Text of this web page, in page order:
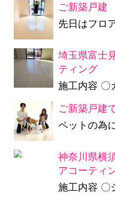
ご新築戸
先日はフロ
埼玉県富士
ティング
施工内容 〇
ご新築戸
ペットの為
神奈川県横
アコーティ
施工内容 〇